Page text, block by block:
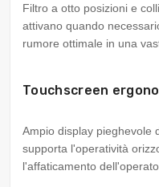
Filtro a otto posizioni e
attivano quando
rumore ottimale in una
Touchscreen
Ampio display pieghevole
supporta l'operatività
l'affaticamento